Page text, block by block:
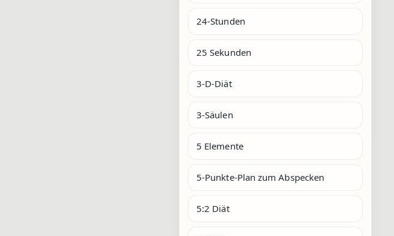
24-Stunden
25 Sekunden
3-D-Diät
3-Säulen
5 Elemente
5-Punkte-Plan zum Abspecken
5:2 Diät